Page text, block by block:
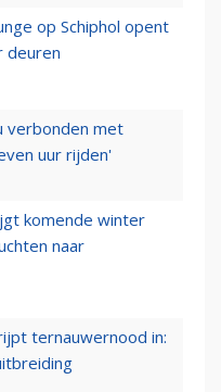
op Schiphol opent
deuren
verbonden met
uur rijden'
komende winter
naar
ternauwernood in: